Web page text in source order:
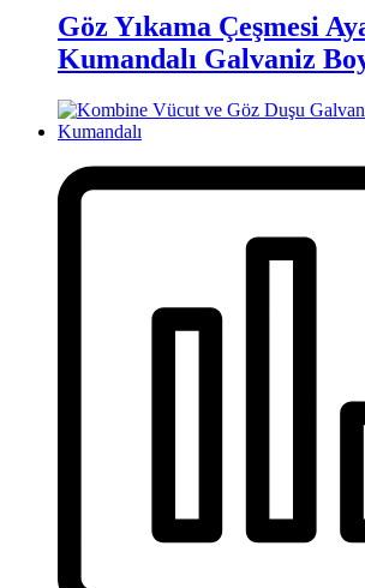
Göz Yıkama Çeşmesi
Kumandalı Galvaniz